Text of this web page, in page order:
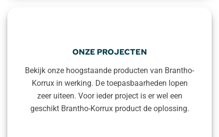
ONZE PROJECTEN
Bekijk onze hoogstaande producten van Brantho-
Korrux in werking. De toepasbaarheden lopen
zeer uiteen. Voor ieder project is er wel een
geschikt Brantho-Korrux product de oplossing.